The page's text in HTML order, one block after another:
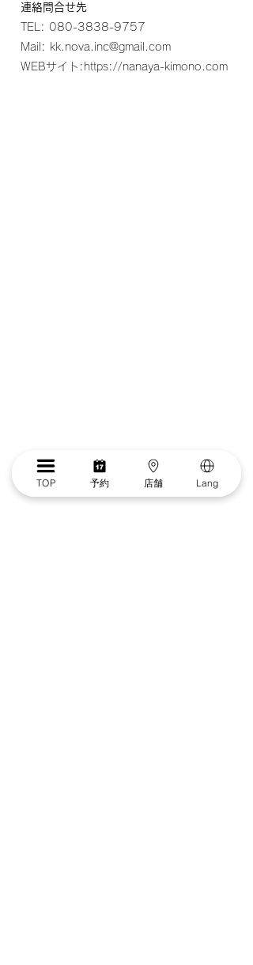
連絡問合せ先
TEL: 080-3838-9757
Mail: kk.nova.inc@gmail.com
WEBサイト: https://nanaya-kimono.com
TOP 予約 店舗 Lang